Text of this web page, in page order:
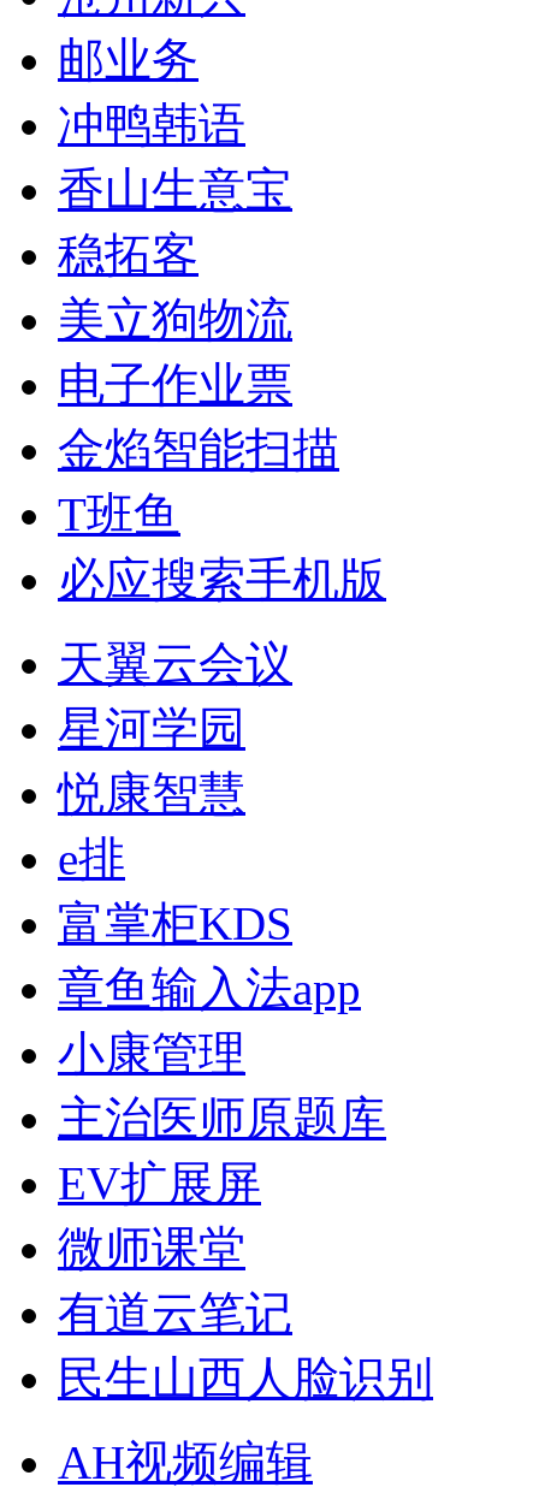
邮业务
冲鸭韩语
香山生意宝
稳拓客
美立狗物流
电子作业票
金焰智能扫描
T班鱼
必应搜索手机版
天翼云会议
星河学园
悦康智慧
e排
富掌柜KDS
章鱼输入法app
小康管理
主治医师原题库
EV扩展屏
微师课堂
有道云笔记
民生山西人脸识别
AH视频编辑